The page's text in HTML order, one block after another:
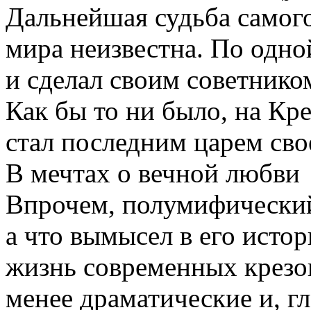
Дальнейшая судьба
мира неизвестна. По
и сделал своим
Как бы то ни было, на
стал последним царем
В мечтах о вечной любви
Впрочем,
а что вымысел в его
жизнь современных
менее драматические и,